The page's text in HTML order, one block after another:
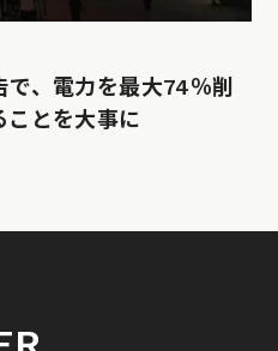
で、電力を最大74％削
ことを大事に